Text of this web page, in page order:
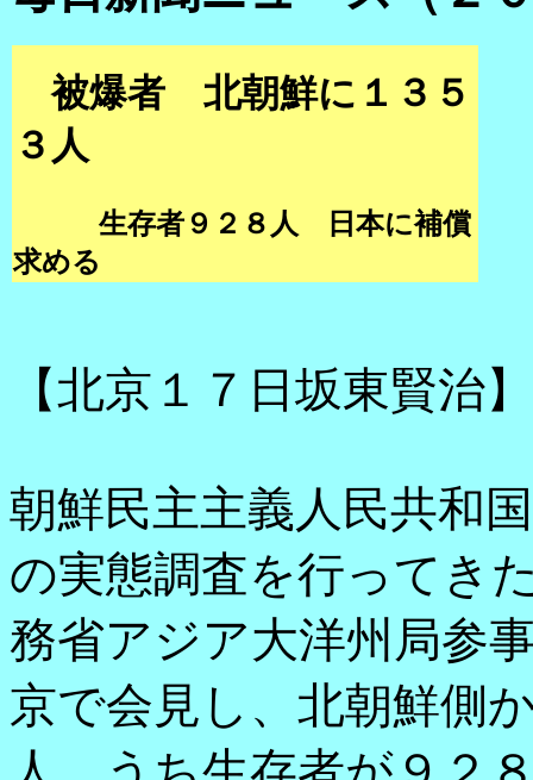
被爆者 北朝鮮に１３５
３人
生存者９２８人 日本に補償
求める
【北京１７日坂東賢治】
朝鮮民主主義人民共和
の実態調査を行ってき
務省アジア大洋州局参
京で会見し、北朝鮮側